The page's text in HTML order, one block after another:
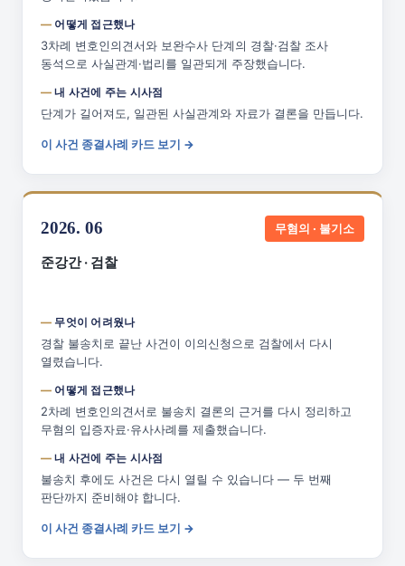
어떻게 접근했나
3차례 변호인의견서와 보완수사 단계의 경찰·검찰 조사
동석으로 사실관계·법리를 일관되게 주장했습니다.
내 사건에 주는 시사점
단계가 길어져도, 일관된 사실관계와 자료가 결론을 만듭니다.
이 사건 종결사례 카드 보기 →
2026. 06 무혐의 · 불기소
준강간 · 검찰
무엇이 어려웠나
경찰 불송치로 끝난 사건이 이의신청으로 검찰에서 다시
열렸습니다.
어떻게 접근했나
2차례 변호인의견서로 불송치 결론의 근거를 다시 정리하고
무혐의 입증자료·유사사례를 제출했습니다.
내 사건에 주는 시사점
불송치 후에도 사건은 다시 열릴 수 있습니다 — 두 번째
판단까지 준비해야 합니다.
이 사건 종결사례 카드 보기 →